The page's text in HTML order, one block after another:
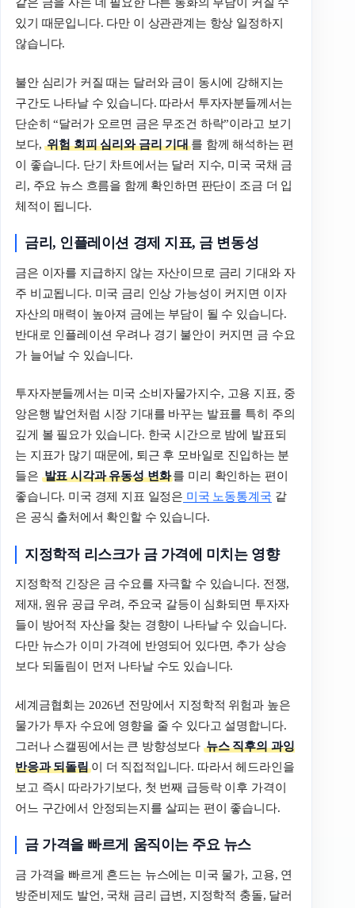
있기 때문입니다. 다만 이 상관관계는 항상 일정하지
않습니다.
불안 심리가 커질 때는 달러와 금이 동시에 강해지는
구간도 나타날 수 있습니다. 따라서 투자자분들께서는
단순히 “달러가 오르면 금은 무조건 하락”이라고 보기
보다,위험 회피 심리와 금리 기대를 함께 해석하는 편
이 좋습니다. 단기 차트에서는 달러 지수, 미국 국채 금
리, 주요 뉴스 흐름을 함께 확인하면 판단이 조금 더 입
체적이 됩니다.
금리, 인플레이션 경제 지표, 금 변동성
금은 이자를 지급하지 않는 자산이므로 금리 기대와 자
주 비교됩니다. 미국 금리 인상 가능성이 커지면 이자
자산의 매력이 높아져 금에는 부담이 될 수 있습니다.
반대로 인플레이션 우려나 경기 불안이 커지면 금 수요
가 늘어날 수 있습니다.
투자자분들께서는 미국 소비자물가지수, 고용 지표, 중
앙은행 발언처럼 시장 기대를 바꾸는 발표를 특히 주의
깊게 볼 필요가 있습니다. 한국 시간으로 밤에 발표되
는 지표가 많기 때문에, 퇴근 후 모바일로 진입하는 분
들은 발표 시각과 유동성 변화 를 미리 확인하는 편이
좋습니다. 미국 경제 지표 일정은 미국 노동통계국 같
은 공식 출처에서 확인할 수 있습니다.
지정학적 리스크가 금 가격에 미치는 영향
지정학적 긴장은 금 수요를 자극할 수 있습니다. 전쟁,
제재, 원유 공급 우려, 주요국 갈등이 심화되면 투자자
들이 방어적 자산을 찾는 경향이 나타날 수 있습니다.
다만 뉴스가 이미 가격에 반영되어 있다면, 추가 상승
보다 되돌림이 먼저 나타날 수도 있습니다.
세계금협회는 2026년 전망에서 지정학적 위험과 높은
물가가 투자 수요에 영향을 줄 수 있다고 설명합니다.
그러나 스캘핑에서는 큰 방향성보다 뉴스 직후의 과잉
반응과 되돌림이 더 직접적입니다. 따라서 헤드라인을
보고 즉시 따라가기보다, 첫 번째 급등락 이후 가격이
어느 구간에서 안정되는지를 살피는 편이 좋습니다.
금 가격을 빠르게 움직이는 주요 뉴스
금 가격을 빠르게 흔드는 뉴스에는 미국 물가, 고용, 연
방준비제도 발언, 국채 금리 급변, 지정학적 충돌, 달러